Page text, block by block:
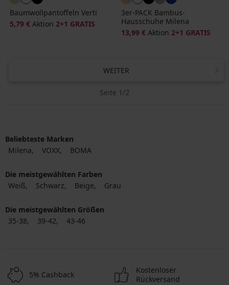
Baumwollpantoffeln Verti
5,79 € Aktion 2+1 GRATIS
3er-PACK Bambus-
Hausschuhe Milena
13,99 € Aktion 2+1 GRATIS
WEITER
Seite 1/2
Beliebteste Marken
Milena
VOXX BOMA
Die meistgewählten Farben
Weiß
Schwarz Beige Grau
Die meistgewählten Größen
35-38
39-42 43-46
5% Cashback
Kostenloser
Rückversand